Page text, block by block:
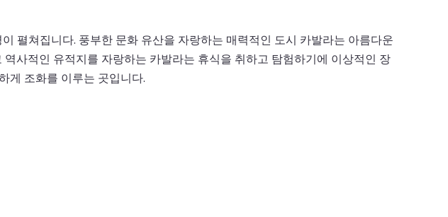
펼쳐집니다. 풍부한 문화 유산을 자랑하는 매력적인 도시 카발라는 아름다운
사적인 유적지를 자랑하는 카발라는 휴식을 취하고 탐험하기에 이상적인 장
게 조화를 이루는 곳입니다.